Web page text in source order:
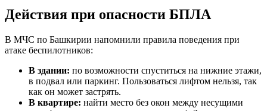
Действия при опасности БПЛА
В МЧС по Башкирии напомнили правила поведения при
атаке беспилотников:
В здании: по возможности спуститься на нижние этажи,
в подвал или паркинг. Пользоваться лифтом нельзя, так
как он может застрять.
В квартире: найти место без окон между несущими